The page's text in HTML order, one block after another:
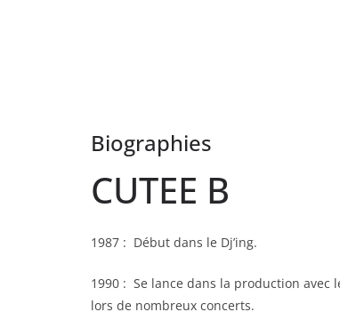
Biographies
CUTEE B
1987 : Début dans le Dj’ing.
1990 : Se lance dans la production avec
lors de nombreux concerts.